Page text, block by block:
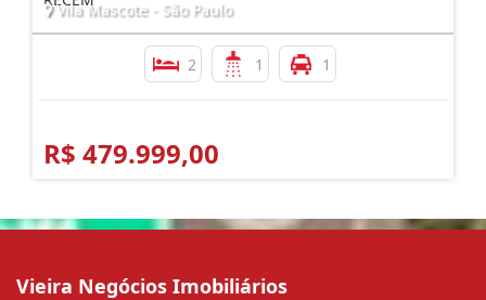
Vila Mascote - São Paulo
2 1 1
R$ 479.999,00
Vieira Negócios Imobiliários